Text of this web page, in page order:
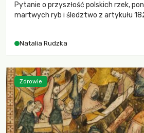
Pytanie o przyszłość polskich rzek,
martwych ryb i śledztwo z artykułu
zdarzeń prowadzących do biologicznej
Natalia Rudzka
Zdrowie